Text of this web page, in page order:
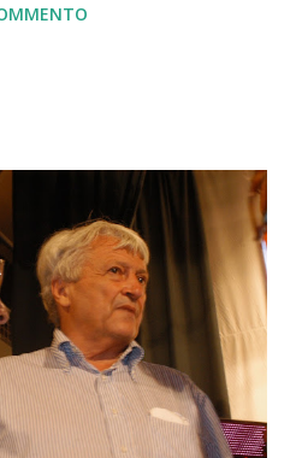
fare una proposta divisiva
che l'ha messa in crisi:
velocità, in quanto il
Il momento storico di
ai Cinesi globalisti ed a una
richiede una risposta
Richiede gli STATI UNITI
in chiave geopolitica. Una
la glo...